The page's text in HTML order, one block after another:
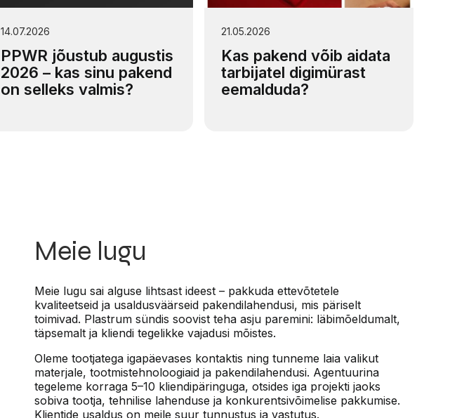
14.07.2026
PPWR jõustub augustis
2026 – kas sinu pakend
on selleks valmis?
21.05.2026
Kas pakend võib aidata
tarbijatel digimürast
eemalduda?
Meie lugu
Meie lugu sai alguse lihtsast ideest – pakkuda ettevõtetele
kvaliteetseid ja usaldusväärseid pakendilahendusi, mis päriselt
toimivad. Plastrum sündis soovist teha asju paremini: läbimõeldumalt,
täpsemalt ja kliendi tegelikke vajadusi mõistes.
Oleme tootjatega igapäevases kontaktis ning tunneme laia valikut
materjale, tootmistehnoloogiaid ja pakendilahendusi. Agentuurina
tegeleme korraga 5–10 kliendipäringuga, otsides iga projekti jaoks
sobiva tootja, tehnilise lahenduse ja konkurentsivõimelise pakkumise.
Klientide usaldus on meile suur tunnustus ja vastutus.